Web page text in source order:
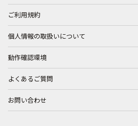
ご利用規約
個人情報の取扱いについて
動作確認環境
よくあるご質問
お問い合わせ